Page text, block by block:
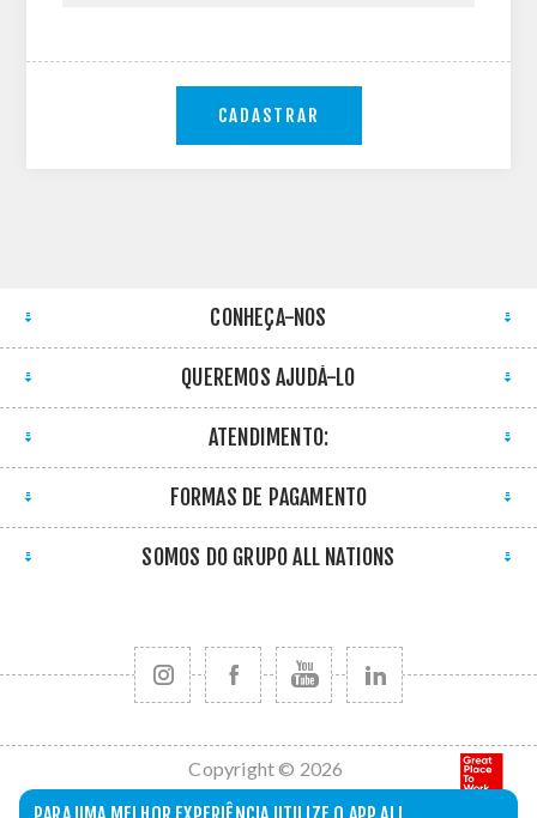
CADASTRAR
CONHEÇA-NOS
QUEREMOS AJUDÁ-LO
ATENDIMENTO:
FORMAS DE PAGAMENTO
SOMOS DO GRUPO ALL NATIONS
Copyright © 2026
All Nations. Todos